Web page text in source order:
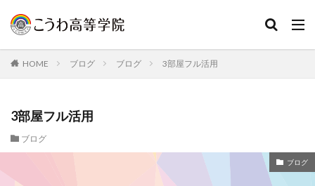
HOME ブログ ブログ 3部屋フル活用
3部屋フル活用
ブログ
ブログ